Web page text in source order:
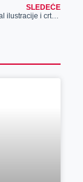
SLEDEĆE
Otvoren festival ilustracije i crteža „Ečka 2024“